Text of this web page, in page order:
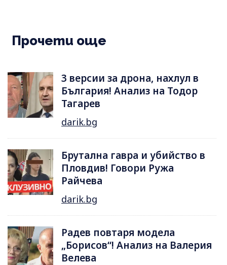
Прочети още
3 версии за дрона, нахлул в
България! Анализ на Тодор
Тагарев
darik.bg
Брутална гавра и убийство в
Пловдив! Говори Ружа
Райчева
darik.bg
Радев повтаря модела
„Борисов“! Анализ на Валерия
Велева